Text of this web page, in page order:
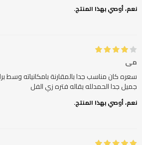
نعم، أوصي بهذا المنتج.
مي
سعره كان مناسب جدا بالمقارنة بامكانياته وسط
جميل جدا الحمدلله بقاله فتره زي الفل
نعم، أوصي بهذا المنتج.